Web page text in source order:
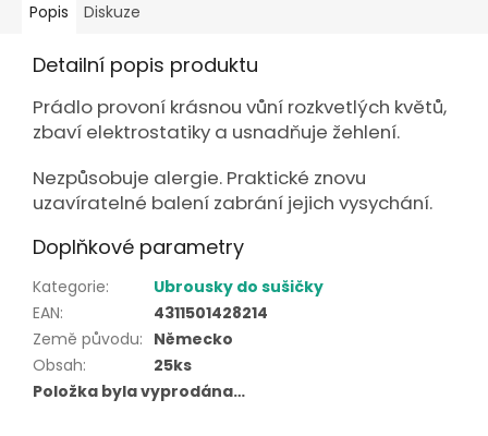
Popis Diskuze
Detailní popis produktu
Prádlo provoní krásnou vůní rozkvetlých květů,
zbaví elektrostatiky a usnadňuje žehlení.
Nezpůsobuje alergie. Praktické znovu
uzavíratelné balení zabrání jejich vysychání.
Doplňkové parametry
Kategorie:
Ubrousky do sušičky
EAN:
4311501428214
Země původu: Německo
Obsah:
25ks
Položka byla vyprodána…